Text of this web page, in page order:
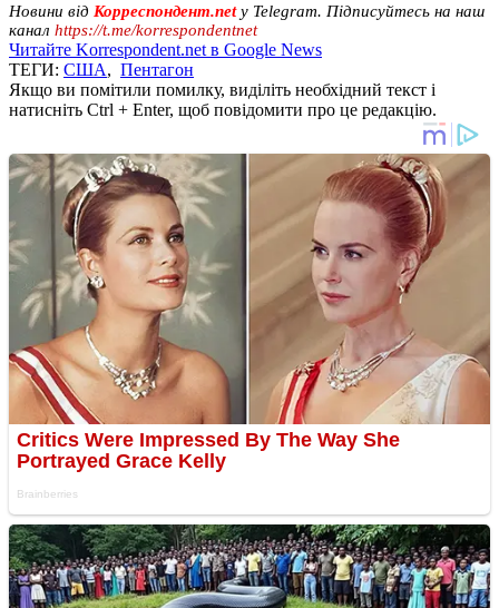
Новини від Корреспондент.netу Telegram. Підписуйтесь на наш
канал https://t.me/korrespondentnet
Читайте Korrespondent.net в Google News
ТЕГИ: США, Пентагон
Якщо ви помітили помилку, виділіть необхідний текст і
натисніть Ctrl + Enter, щоб повідомити про це редакцію.